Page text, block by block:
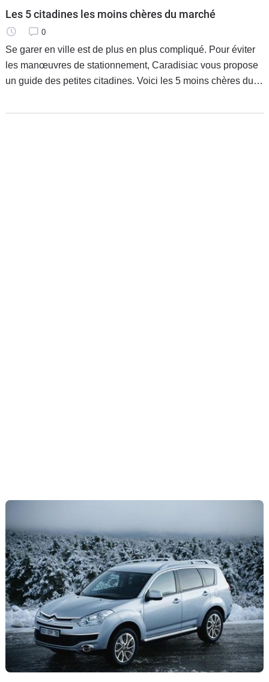
Les 5 citadines les moins chères du marché
0
Se garer en ville est de plus en plus compliqué. Pour éviter
les manœuvres de stationnement, Caradisiac vous propose
un guide des petites citadines. Voici les 5 moins chères du